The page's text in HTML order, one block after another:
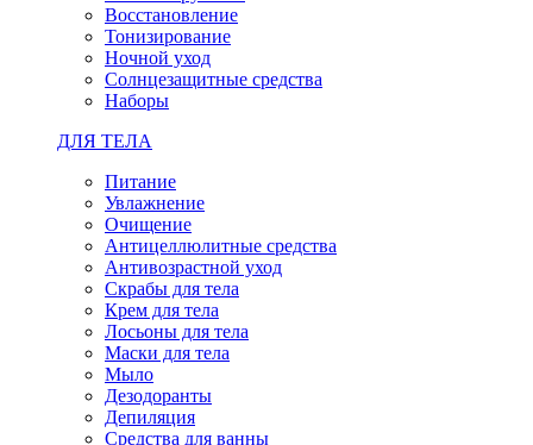
Восстановление
Тонизирование
Ночной уход
Солнцезащитные средства
Наборы
ДЛЯ ТЕЛА
Питание
Увлажнение
Очищение
Антицеллюлитные средства
Антивозрастной уход
Скрабы для тела
Крем для тела
Лосьоны для тела
Маски для тела
Мыло
Дезодоранты
Депиляция
Средства для ванны